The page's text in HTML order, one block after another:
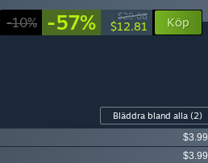
-10% -57% $29.68
$12.81 Köp
Bläddra bland alla (2)
$3.99
$3.99